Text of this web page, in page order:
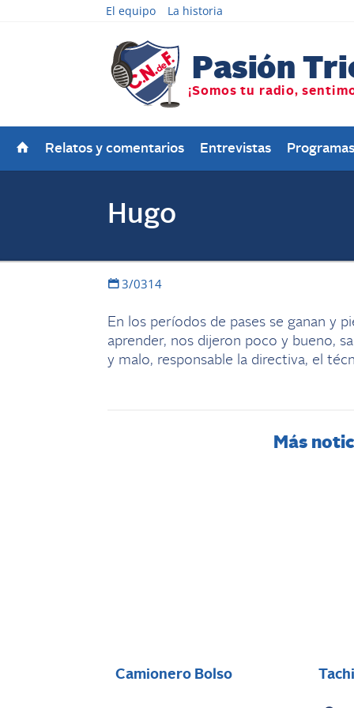
El equipo La historia
Relatos y comentarios Entrevistas Programas
Hugo
3/0314
En los períodos de pases se ganan y
aprender, nos dijeron poco y bueno,
y malo, responsable la directiva, el
Más
Camionero Bolso